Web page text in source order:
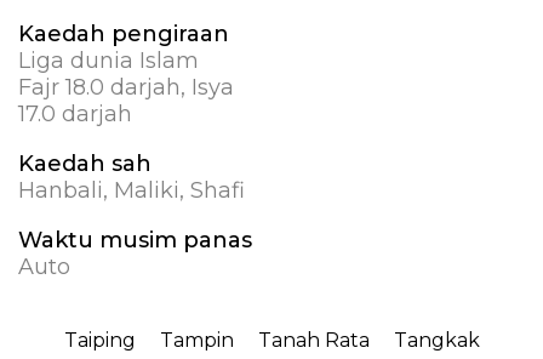
Kaedah pengiraan
Liga dunia Islam
Fajr 18.0 darjah, Isya
17.0 darjah
Kaedah sah
Hanbali, Maliki, Shafi
Waktu musim panas
Auto
Taiping Tampin Tanah Rata
Tangkak